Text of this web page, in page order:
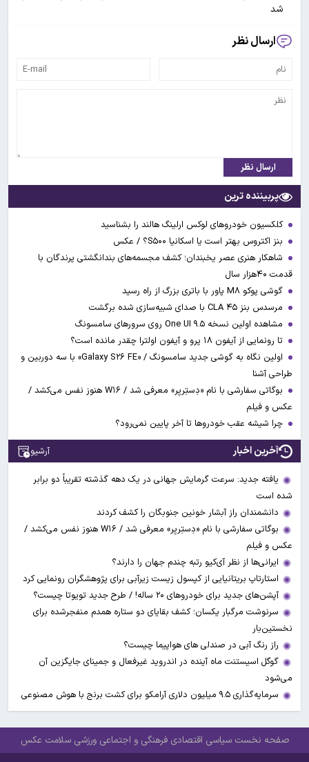
شد
ارسال نظر
ارسال نظر
پربیننده ترین
کلکسیون خودروهای لوکس ارلینگ هالند را بشناسید
بنز اکتروس بهتر است یا اسکانیا S۵۰۰؟ / عکس
شاهکار هنری عصر یخبندان؛ کشف مجسمه‌های بندانگشتی‌ پرندگان با
قدمت ۴۰هزار سال
گوشی پوکو M۸ پاور با باتری بزرگ از راه رسید
مرسدس بنز CLA ۴۵ با صدای شبیه‌سازی شده برگشت
مشاهده اولین نسخه One UI ۹.۵ روی سرورهای سامسونگ
تا رونمایی از آیفون ۱۸ پرو و آیفون اولترا چقدر مانده است؟
اولین نگاه به گوشی جدید سامسونگ / «Galaxy S۲۶ FE» با سه دوربین و
طراحی آشنا
بوگاتی سفارشی با نام «دِستِریِر» معرفی شد / W۱۶ هنوز نفس می‌کشد /
عکس و فیلم
چرا شیشه عقب خودروها تا آخر پایین نمی‌رود؟
آخرین اخبار آرشیو
یافته جدید: سرعت گرمایش جهانی در یک دهه گذشته تقریباً دو برابر
شده است
دانشمندان راز آبشار خونین جنوبگان را کشف کردند
بوگاتی سفارشی با نام «دِستِریِر» معرفی شد / W۱۶ هنوز نفس می‌کشد /
عکس و فیلم
ایرانی‌ها از نظر آی‌کیو رتبه چندم جهان را دارند؟
استارتاپ بریتانیایی از کپسول زیست زیرآبی برای پژوهشگران رونمایی کرد
آپشن‌های جدید برای خودروهای ۲۰ ساله! / طرح جدید تویوتا چیست؟
سرنوشت مرگبار یکسان؛ کشف بقایای دو ستاره همدم منفجرشده برای
نخستین‌بار
راز رنگ آبی در صندلی های هواپیما چیست؟
گوگل اسیستنت ماه آینده در اندروید غیرفعال و جمینای جایگزین آن
می‌شود
سرمایه‌گذاری ۹.۵ میلیون دلاری آرامکو برای کشت برنج با هوش مصنوعی
صفحه نخست سیاسی اقتصادی فرهنگی و اجتماعی ورزشی سلامت عکس